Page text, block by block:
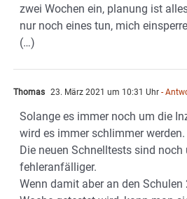
zwei Wochen ein, planung ist
nur noch eines tun, mich
(…)
Thomas 23. März 2021 um 10:31 Uhr -
Solange es immer noch um die
wird es immer schlimmer werden.
Die neuen Schnelltests sind noch
fehleranfälliger.
Wenn damit aber an den Schulen